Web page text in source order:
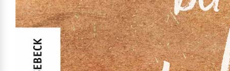
Mehr erfahren